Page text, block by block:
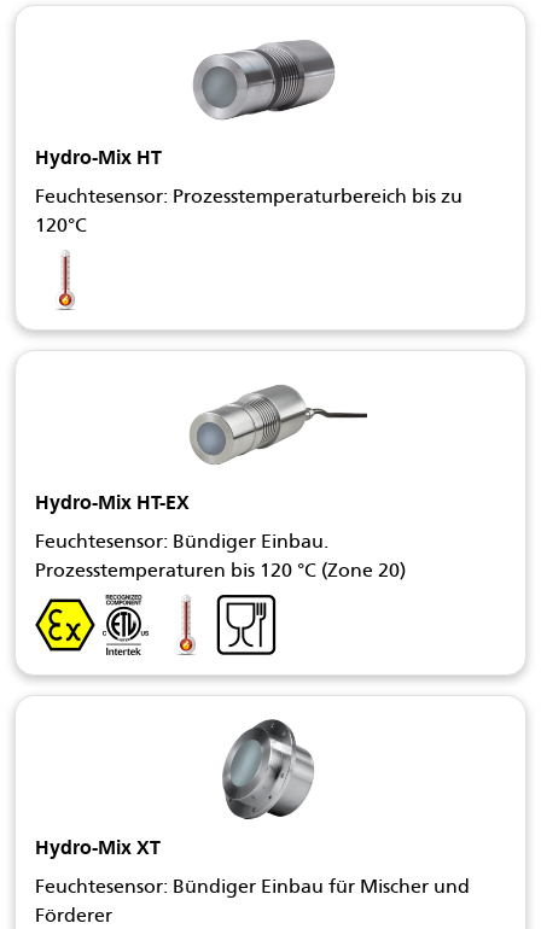
Hydro-Mix HT
Feuchtesensor: Prozesstemperaturbereich bis zu
120°C
Hydro-Mix HT-EX
Feuchtesensor: Bündiger Einbau.
Prozesstemperaturen bis 120 °C (Zone 20)
Hydro-Mix XT
Feuchtesensor: Bündiger Einbau für Mischer und
Förderer